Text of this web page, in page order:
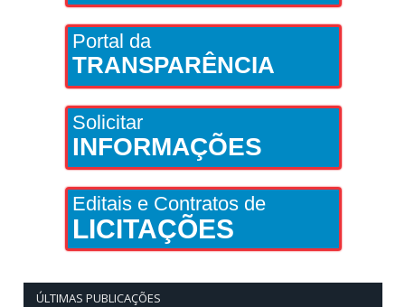
Portal da
TRANSPARÊNCIA
Solicitar
INFORMAÇÕES
Editais e Contratos de
LICITAÇÕES
ÚLTIMAS PUBLICAÇÕES